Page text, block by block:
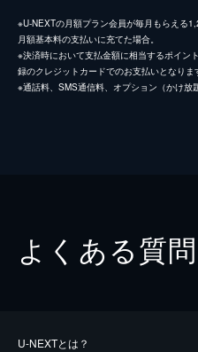
※U-NEXTの月額プラン会員が毎月もらえる
月額基本料の支払いに充てた場合。
※決済時において支払金額に相当するポイン
録のクレジットカードでのお支払いとなりま
※通話料、SMS通信料、オプション（かけ放
よくある質問
U-NEXTとは？